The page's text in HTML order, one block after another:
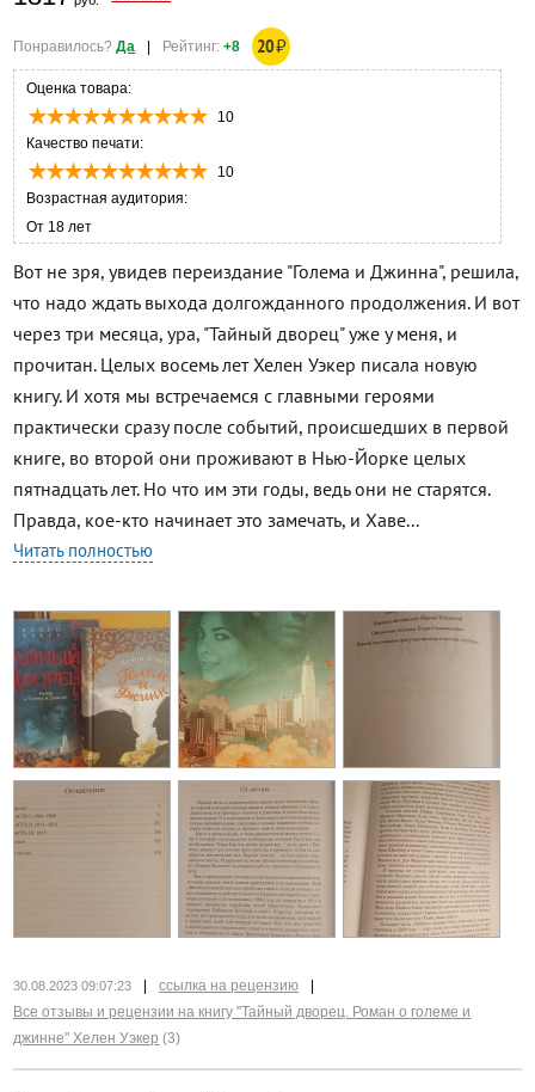
Понравилось?Да | Рейтинг:+8 20₽
Оценка товара:
10
Качество печати:
10
Возрастная аудитория:
От 18 лет
Вот не зря, увидев переиздание "Голема и Джинна", решила,
что надо ждать выхода долгожданного продолжения. И вот
через три месяца, ура, "Тайный дворец" уже у меня, и
прочитан. Целых восемь лет Хелен Уэкер писала новую
книгу. И хотя мы встречаемся с главными героями
практически сразу после событий, происшедших в первой
книге, во второй они проживают в Нью-Йорке целых
пятнадцать лет. Но что им эти годы, ведь они не старятся.
Правда, кое-кто начинает это замечать, и Хаве...
Читать полностью
30.08.2023 09:07:23 ссылка на рецензию
Все отзывы и рецензии на книгу "Тайный дворец. Роман о големе и
джинне" Хелен Уэкер (3)